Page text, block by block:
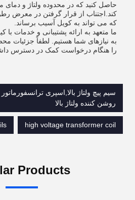
حاصل کنید که در محدوده ولتاژ و
کند.اجتناب از قرار گرفتن در معرض
که می تواند به کویل آسیب برساند.
ما متعهد به ارائه پشتیبانی و خدمات با
به نیازهای شما هستیم. لطفاً جزئیات
را هنگام درخواست کمک در دسترس
سیم پیچ ولتاژ بالا,اسپری
روشن کننده ولتاژ بالا
high voltage transformer coil
Products